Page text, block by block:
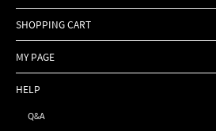
SHOPPING CART
MY PAGE
HELP
Q&A